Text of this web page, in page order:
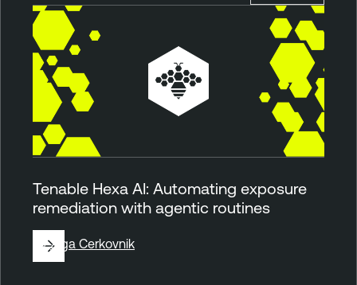
Tenable Hexa AI: Automating exposure
remediation with agentic routines
ByZiga Cerkovnik